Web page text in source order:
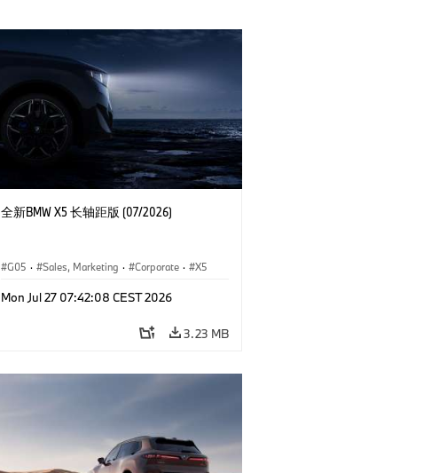
全新BMW X5 长轴距版 (07/2026)
G05 · Sales, Marketing · Corporate · X5
Mon Jul 27 07:42:08 CEST 2026
3.23 MB